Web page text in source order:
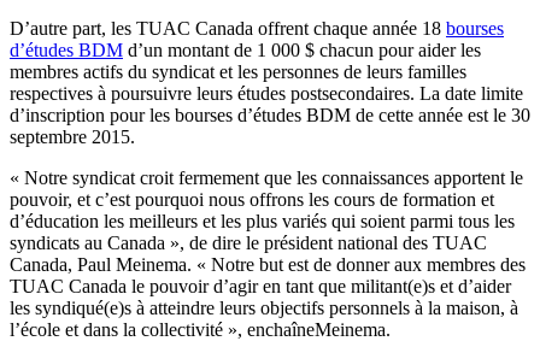
D’autre part, les TUAC Canada offrent chaque année 18 bourses
d’études BDM d’un montant de 1 000 $ chacun pour aider les
membres actifs du syndicat et les personnes de leurs familles
respectives à poursuivre leurs études postsecondaires. La date limite
d’inscription pour les bourses d’études BDM de cette année est le 30
septembre 2015.
« Notre syndicat croit fermement que les connaissances apportent le
pouvoir, et c’est pourquoi nous offrons les cours de formation et
d’éducation les meilleurs et les plus variés qui soient parmi tous les
syndicats au Canada », de dire le président national des TUAC
Canada, Paul Meinema. « Notre but est de donner aux membres des
TUAC Canada le pouvoir d’agir en tant que militant(e)s et d’aider
les syndiqué(e)s à atteindre leurs objectifs personnels à la maison, à
l’école et dans la collectivité », enchaîneMeinema.